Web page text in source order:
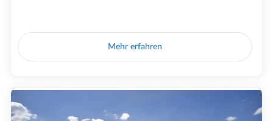
Mehr erfahren